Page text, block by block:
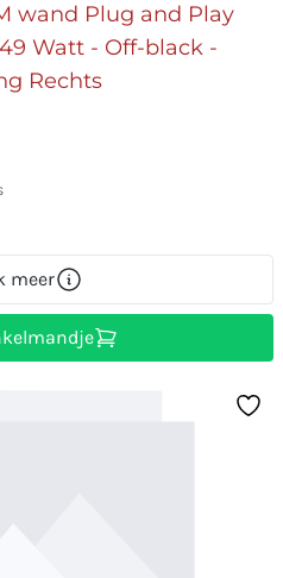
wand Plug and Play
Watt - Off-black -
Rechts
meer